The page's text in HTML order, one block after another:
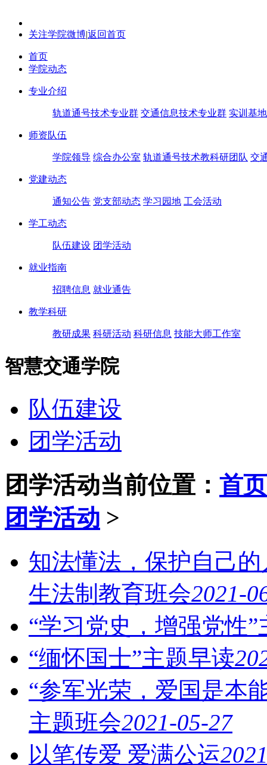
关注学院微博|返回首页
首页
学院动态
专业介绍
轨道通号技术专业群 交通信息技术专业群 实训基地
师资队伍
学院领导 综合办公室 轨道通号技术教科研团队 交
党建动态
通知公告 党支部动态 学习园地 工会活动
学工动态
队伍建设 团学活动
就业指南
招聘信息 就业通告
教学科研
教研成果 科研活动 科研信息 技能大师工作室
智慧交通学院
队伍建设
团学活动
团学活动当前位置： 首页
团学活动 >
知法懂法，保护自己
生法制教育班会2021-
“学习党史，增强党性”
​“缅怀国士”主题早读
“参军光荣，爱国是
主题班会2021-05-27
以笔传爱 爱满公运